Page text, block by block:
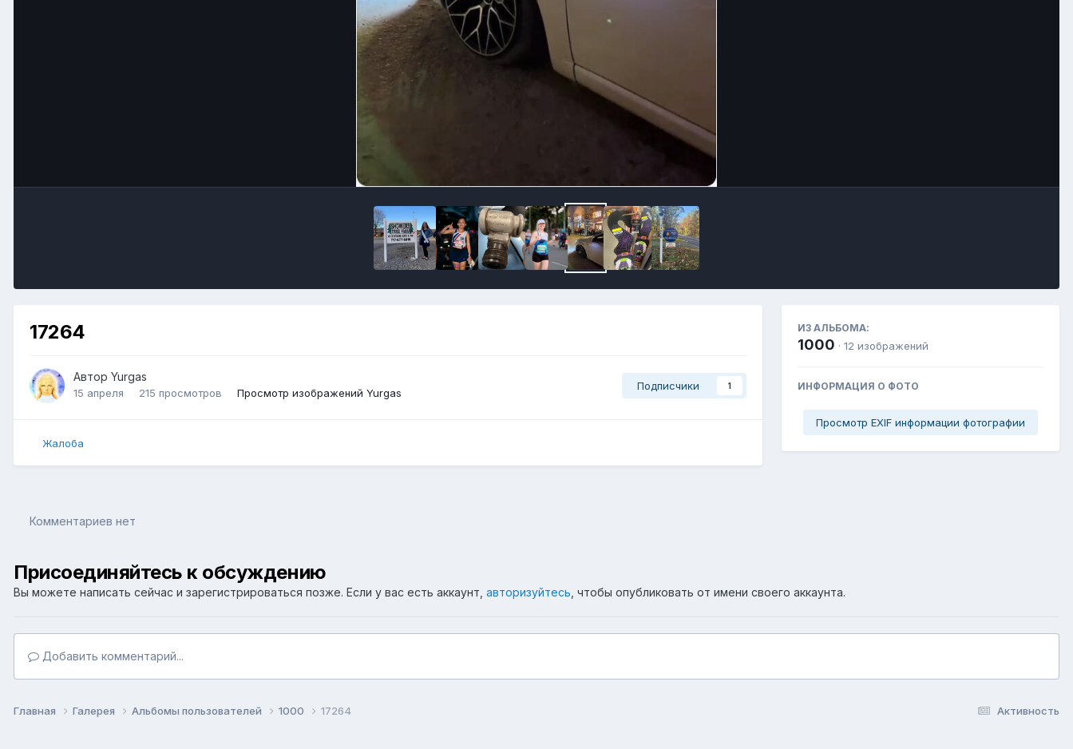
17264
Автор Yurgas
15 апреля 215 просмотров Просмотр изображений Yurgas
Подписчики 1
Жалоба
ИЗ АЛЬБОМА:
1000 · 12 изображений
ИНФОРМАЦИЯ О ФОТО
Просмотр EXIF информации фотографии
Комментариев нет
Присоединяйтесь к обсуждению
Вы можете написать сейчас и зарегистрироваться позже. Если у вас есть аккаунт, авторизуйтесь , чтобы опубликовать от имени своего аккаунта.
Добавить комментарий...
Активность
Главная Галерея Альбомы пользователей 1000 17264